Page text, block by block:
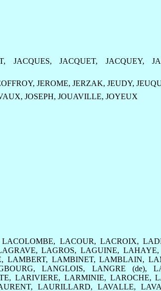
, JACQUES,JACQUET, JACQUEY,
, JEROME, JERZAK, JEUDY,
, JOSEPH, JOUAVILLE, JOYEUX
LACOLOMBE, LACOUR,LACROIX,
,LAGROS,LAGUINE, LAHAYE,
, LAMBERT, LAMBINET,LAMBLAIN,
,LANGLOIS, LANGRE (de),
, LARIVIERE, LARMINIE, LAROCHE,
, LAURILLARD,LAVALLE,